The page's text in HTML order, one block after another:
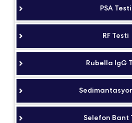
PSA Testi
RF Testi
Rubella IgG
Selefon Bant